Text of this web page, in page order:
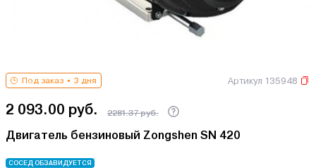
Под заказ 3 дня Артикул 135948
2 093.00 руб. 2281.37 руб.
Двигатель бензиновый Zongshen SN 420
СОСЕД ОБЗАВИДУЕТСЯ